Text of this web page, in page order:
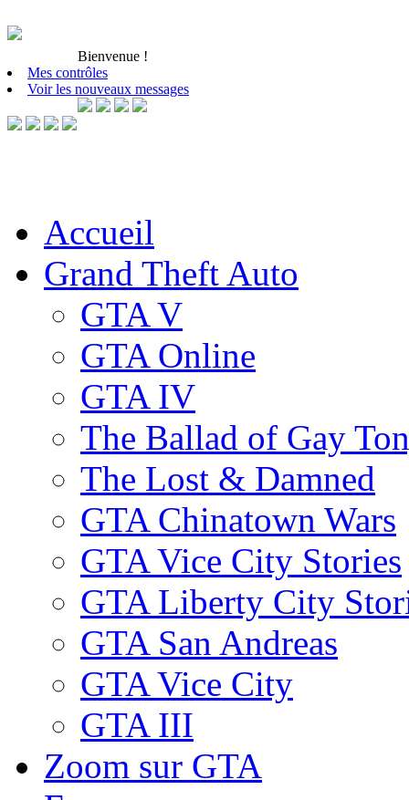
Bienvenue !
Mes contrôles
Voir les nouveaux messages
Accueil
Grand Theft Auto
GTA V
GTA Online
GTA IV
The Ballad of Gay
The Lost & Damned
GTA Chinatown Wars
GTA Vice City Stories
GTA Liberty City
GTA San Andreas
GTA Vice City
GTA III
Zoom sur GTA